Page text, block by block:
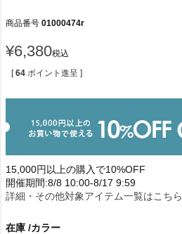
商品番号 01000474r
¥6,380税込
[ 64 ポイント進呈 ]
15,000円以上の購入で10%OFF
開催期間:8/8 10:00-8/17 9:59
詳細・その他対象アイテム一覧はこちら
在庫 カラー